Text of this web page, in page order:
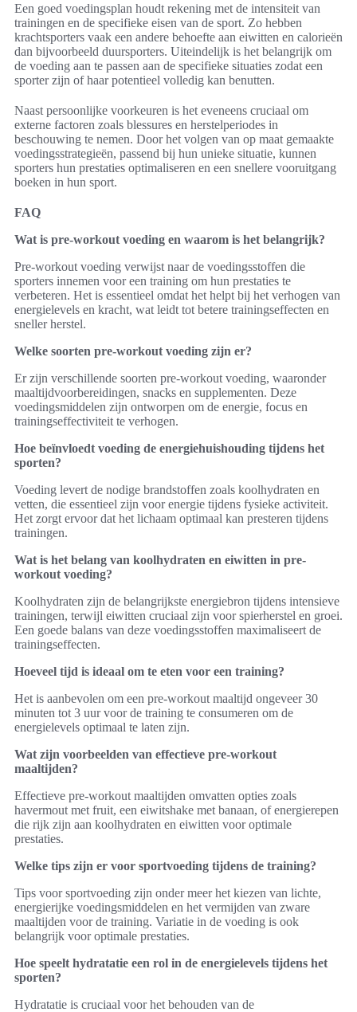
Een goed voedingsplan houdt rekening met de intensiteit van
trainingen en de specifieke eisen van de sport. Zo hebben
krachtsporters vaak een andere behoefte aan eiwitten en calorieën
dan bijvoorbeeld duursporters. Uiteindelijk is het belangrijk om
de voeding aan te passen aan de specifieke situaties zodat een
sporter zijn of haar potentieel volledig kan benutten.
Naast persoonlijke voorkeuren is het eveneens cruciaal om
externe factoren zoals blessures en herstelperiodes in
beschouwing te nemen. Door het volgen van op maat gemaakte
voedingsstrategieën, passend bij hun unieke situatie, kunnen
sporters hun prestaties optimaliseren en een snellere vooruitgang
boeken in hun sport.
FAQ
Wat is pre-workout voeding en waarom is het belangrijk?
Pre-workout voeding verwijst naar de voedingsstoffen die
sporters innemen voor een training om hun prestaties te
verbeteren. Het is essentieel omdat het helpt bij het verhogen van
energielevels en kracht, wat leidt tot betere trainingseffecten en
sneller herstel.
Welke soorten pre-workout voeding zijn er?
Er zijn verschillende soorten pre-workout voeding, waaronder
maaltijdvoorbereidingen, snacks en supplementen. Deze
voedingsmiddelen zijn ontworpen om de energie, focus en
trainingseffectiviteit te verhogen.
Hoe beïnvloedt voeding de energiehuishouding tijdens het
sporten?
Voeding levert de nodige brandstoffen zoals koolhydraten en
vetten, die essentieel zijn voor energie tijdens fysieke activiteit.
Het zorgt ervoor dat het lichaam optimaal kan presteren tijdens
trainingen.
Wat is het belang van koolhydraten en eiwitten in pre-
workout voeding?
Koolhydraten zijn de belangrijkste energiebron tijdens intensieve
trainingen, terwijl eiwitten cruciaal zijn voor spierherstel en groei.
Een goede balans van deze voedingsstoffen maximaliseert de
trainingseffecten.
Hoeveel tijd is ideaal om te eten voor een training?
Het is aanbevolen om een pre-workout maaltijd ongeveer 30
minuten tot 3 uur voor de training te consumeren om de
energielevels optimaal te laten zijn.
Wat zijn voorbeelden van effectieve pre-workout
maaltijden?
Effectieve pre-workout maaltijden omvatten opties zoals
havermout met fruit, een eiwitshake met banaan, of energierepen
die rijk zijn aan koolhydraten en eiwitten voor optimale
prestaties.
Welke tips zijn er voor sportvoeding tijdens de training?
Tips voor sportvoeding zijn onder meer het kiezen van lichte,
energierijke voedingsmiddelen en het vermijden van zware
maaltijden voor de training. Variatie in de voeding is ook
belangrijk voor optimale prestaties.
Hoe speelt hydratatie een rol in de energielevels tijdens het
sporten?
Hydratatie is cruciaal voor het behouden van de